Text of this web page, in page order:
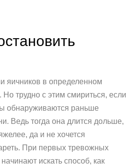
яичников в определенном
Но трудно с этим смириться, если
обнаруживаются раньше
Ведь тогда она длится дольше,
да и не хочется
При первых тревожных
искать способ, как